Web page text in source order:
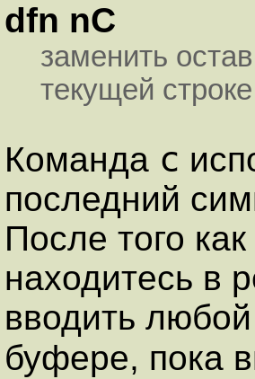
dfn nC
заменить
текущей
Команда c
последний
После того
находитесь в
вводить любой
буфере, пока